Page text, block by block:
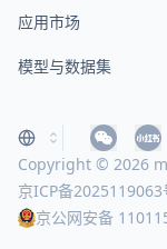
应用市场
模型与数据集
Copyright © 2026
京ICP备2025119063
京公网安备